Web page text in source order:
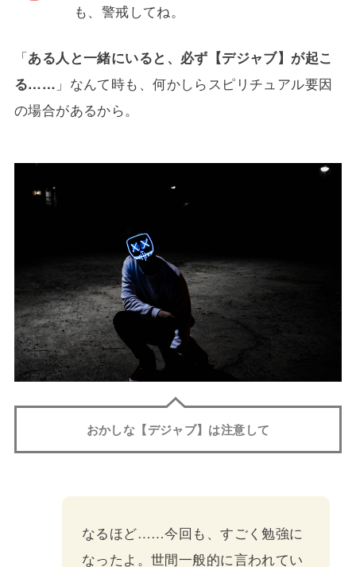
も、警戒してね。
「ある人と一緒にいると、必ず【デジャブ】が起こ
る…… 」なんて時も、何かしらスピリチュアル要因
の場合があるから。
おかしな【デジャブ】は注意して
なるほど……今回も、すごく勉強に
なったよ。世間一般的に言われてい